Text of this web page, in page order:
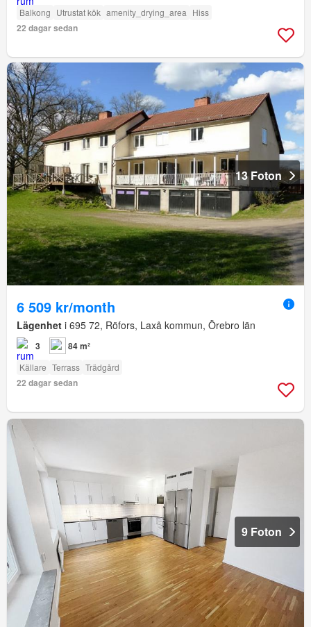
Balkong Utrustat kök amenity_drying_area Hiss
22 dagar sedan
13 Foton
6 509 kr/month
Lägenhet i 695 72, Röfors, Laxå kommun, Örebro län
3 84 m²
Källare Terrass Trädgård
22 dagar sedan
9 Foton